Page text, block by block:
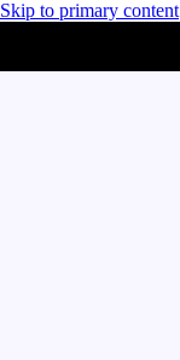
Skip to primary content